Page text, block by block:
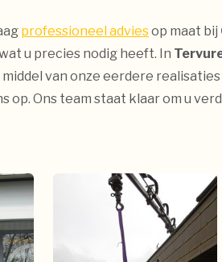
professioneel adviesop maat bij
u precies nodig heeft. In
middel van onze eerdere
op. Ons team staat klaar om u